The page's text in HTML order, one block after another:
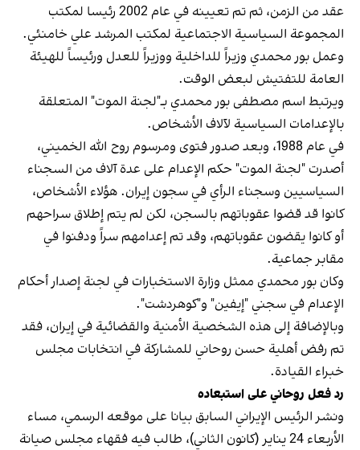
عقد من الزمن، ثم تم تعيينه في عام 2002 رئيسا لمكتب
المجموعة السياسية الاجتماعية لمكتب المرشد علي خامنئي.
وعمل بور محمدي وزيراً للداخلية ووزيراً للعدل ورئيساً للهيئة
العامة للتفتيش لبعض الوقت.
ويرتبط اسم مصطفى بور محمدي بـ"لجنة الموت" المتعلقة
بالإعدامات السياسية لآلاف الأشخاص.
في عام 1988، وبعد صدور فتوى ومرسوم روح الله الخميني،
أصدرت "لجنة الموت" حكم الإعدام على عدة آلاف من السجناء
السياسيين وسجناء الرأي في سجون إيران. هؤلاء الأشخاص،
كانوا قد قضوا عقوباتهم بالسجن، لكن لم يتم إطلاق سراحهم
أو كانوا يقضون عقوباتهم، وقد تم إعدامهم سراً ودفنوا في
مقابر جماعية.
وكان بور محمدي ممثل وزارة الاستخبارات في لجنة إصدار أحكام
الإعدام في سجني "إيفين" و"كوهردشت".
وبالإضافة إلى هذه الشخصية الأمنية والقضائية في إيران، فقد
تم رفض أهلية حسن روحاني للمشاركة في انتخابات مجلس
خبراء القيادة.
رد فعل روحاني على استبعاده
ونشر الرئيس الإيراني السابق بيانا على موقعه الرسمي، مساء
الأربعاء 24 يناير (كانون الثاني)، طالب فيه فقهاء مجلس صيانة